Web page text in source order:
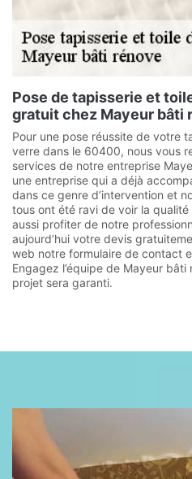
Pose de tapisserie et
gratuit chez Mayeur bâti
Pour une pose réussite de votre
verre dans le 60400, nous vous
services de notre entreprise
une entreprise qui a déjà
dans ce genre d’intervention et
tous ont été ravi de voir la
aussi profiter de notre
aujourd’hui votre devis
web notre formulaire de contact
Engagez l’équipe de Mayeur
projet sera garanti.